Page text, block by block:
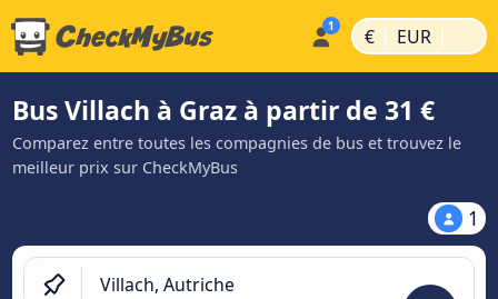
€ | EUR |
Bus Villach à Graz à partir de 31 €
Comparez entre toutes les compagnies de bus et trouvez le
meilleur prix sur CheckMyBus
1